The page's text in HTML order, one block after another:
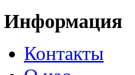
Информация
Контакты